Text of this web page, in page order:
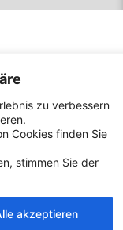
zu verbessern
Cookies finden Sie
stimmen Sie der
akzeptieren